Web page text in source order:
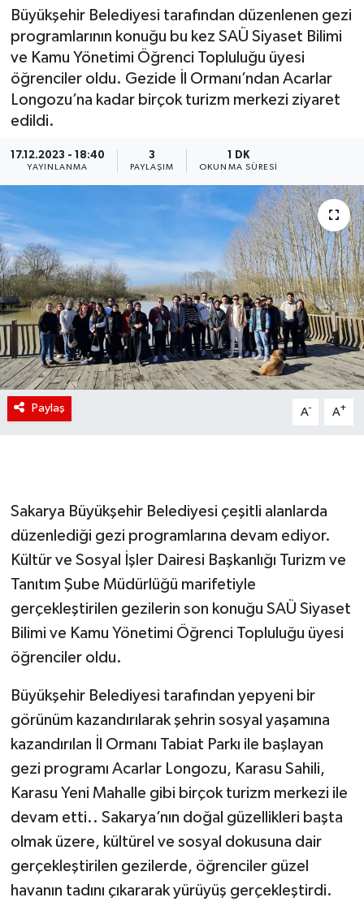
Büyükşehir Belediyesi tarafından düzenlenen gezi
programlarının konuğu bu kez SAÜ Siyaset Bilimi
ve Kamu Yönetimi Öğrenci Topluluğu üyesi
öğrenciler oldu. Gezide İl Ormanı’ndan Acarlar
Longozu’na kadar birçok turizm merkezi ziyaret
edildi.
17.12.2023 - 18:40
YAYINLANMA
3
PAYLAŞIM
1 DK
OKUNMA SÜRESI
Paylaş A- A+
Sakarya Büyükşehir Belediyesi çeşitli alanlarda
düzenlediği gezi programlarına devam ediyor.
Kültür ve Sosyal İşler Dairesi Başkanlığı Turizm ve
Tanıtım Şube Müdürlüğü marifetiyle
gerçekleştirilen gezilerin son konuğu SAÜ Siyaset
Bilimi ve Kamu Yönetimi Öğrenci Topluluğu üyesi
öğrenciler oldu.
Büyükşehir Belediyesi tarafından yepyeni bir
görünüm kazandırılarak şehrin sosyal yaşamına
kazandırılan İl Ormanı Tabiat Parkı ile başlayan
gezi programı Acarlar Longozu, Karasu Sahili,
Karasu Yeni Mahalle gibi birçok turizm merkezi ile
devam etti.. Sakarya’nın doğal güzellikleri başta
olmak üzere, kültürel ve sosyal dokusuna dair
gerçekleştirilen gezilerde, öğrenciler güzel
havanın tadını çıkararak yürüyüş gerçekleştirdi.